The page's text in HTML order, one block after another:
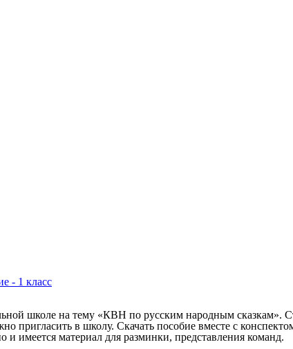
- 1 класс
школе на тему «КВН по русским народным сказкам».
пригласить в школу. Скачать пособие вместе с
и имеется материал для разминки, представления команд.